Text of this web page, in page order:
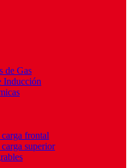
de Gas
Inducción
frontal
superior